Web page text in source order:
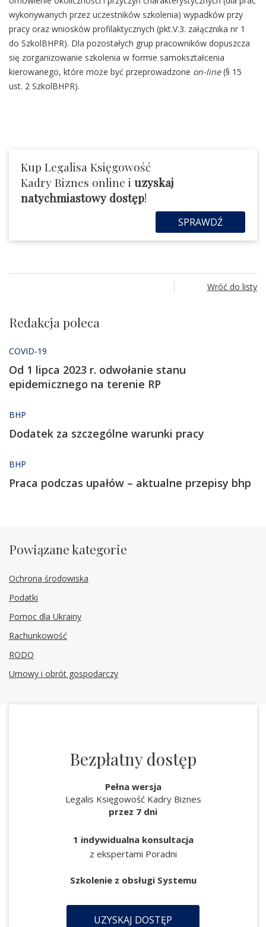
wykonywanych przez uczestników szkolenia) wypadków przy
pracy oraz wniosków profilaktycznych (pkt.V.3. załącznika nr 1
do SzkolBHPR). Dla pozostałych grup pracowników dopuszcza
się zorganizowanie szkolenia w formie samokształcenia
kierowanego, które może być przeprowadzone on-line(§ 15
ust. 2 SzkolBHPR).
Kup Legalisa Księgowość
Kadry Biznes online i uzyskaj
natychmiastowy dostęp!
SPRAWDŹ
Wróć do listy
Redakcja poleca
COVID-19
Od 1 lipca 2023 r. odwołanie stanu
epidemicznego na terenie RP
BHP
Dodatek za szczególne warunki pracy
BHP
Praca podczas upałów – aktualne przepisy bhp
Powiązane kategorie
Ochrona środowiska
Podatki
Pomoc dla Ukrainy
Rachunkowość
RODO
Umowy i obrót gospodarczy
Bezpłatny dostęp
Pełna wersja
Legalis Księgowość Kadry Biznes
przez 7 dni
1 indywidualna konsultacja
z ekspertami Poradni
Szkolenie z obsługi Systemu
UZYSKAJ DOSTĘP